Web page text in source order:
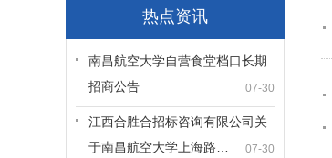
热点资讯
07-30
南昌航空大学自营食堂档口长期
招商公告
07-30
江西合胜合招标咨询有限公司关
于南昌航空大学上海路…